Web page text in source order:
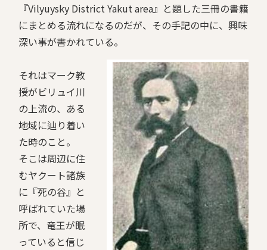
『Vilyuysky District Yakut area』と題した三冊の書籍
にまとめる流れになるのだが、その手記の中に、興味
深い事が書かれている。
それはマーク教
授がビリュイ川
の上流の、ある
地域に辿り着い
た時のこと。
そこは周辺に住
むヤクート諸族
に『死の谷』と
呼ばれていた場
所で、竜王が眠
っていると信じ